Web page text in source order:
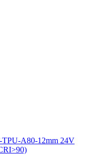
TPU-A80-12mm 24V